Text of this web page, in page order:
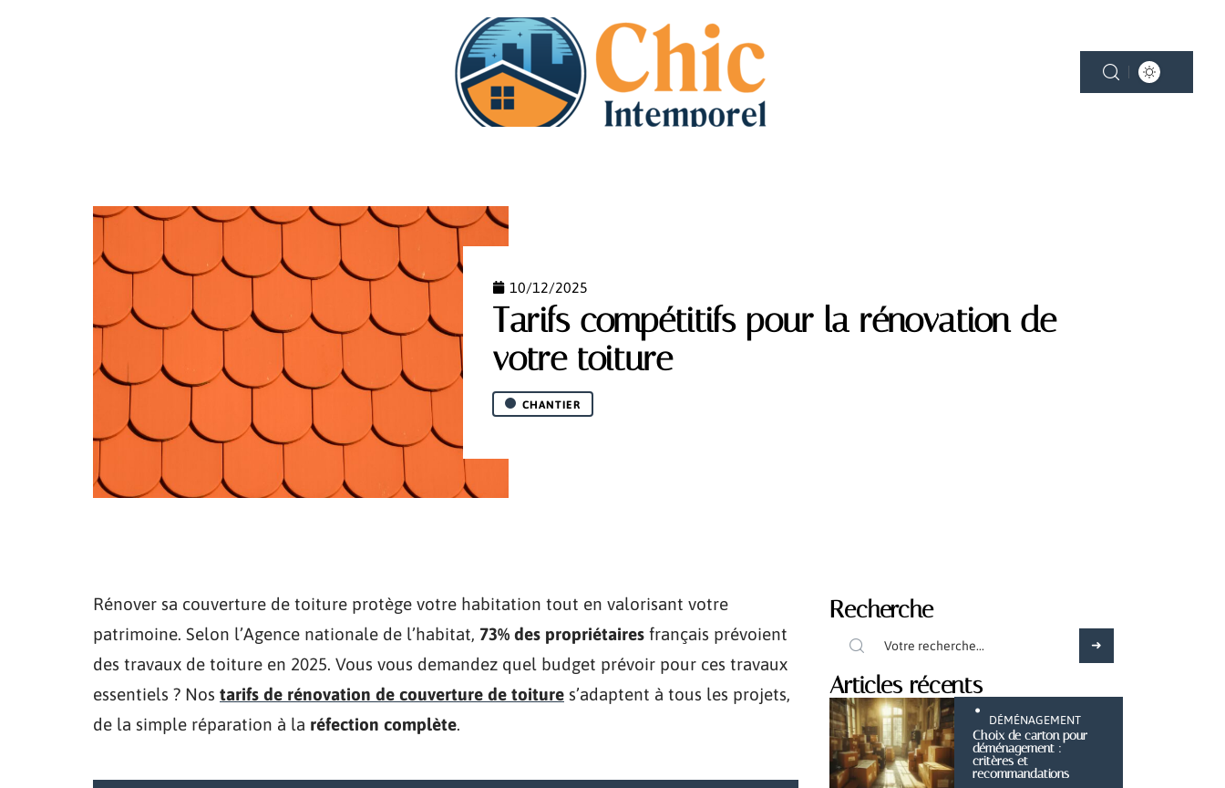
10/12/2025
Tarifs compétitifs pour la rénovation de
votre toiture
CHANTIER
Rénover sa couverture de toiture protège votre habitation tout en valorisant votre
patrimoine. Selon l’Agence nationale de l’habitat, 73% des propriétaires français prévoient
des travaux de toiture en 2025. Vous vous demandez quel budget prévoir pour ces travaux
essentiels ? Nos tarifs de rénovation de couverture de toiture s’adaptent à tous les projets,
de la simple réparation à la réfection complète.
Recherche
Articles récents
DÉMÉNAGEMENT
Choix de carton pour
déménagement :
critères et
recommandations